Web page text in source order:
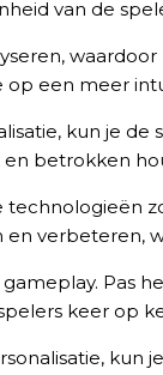
van de
een meer
kun je de
betrokken
Pas
keer op
kun